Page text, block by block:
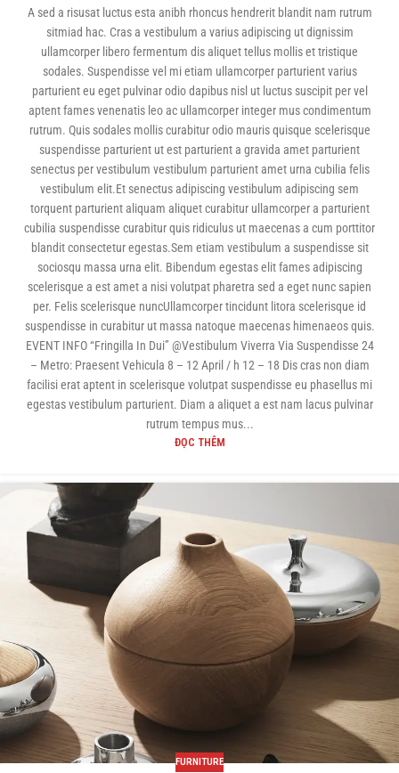
A sed a risusat luctus esta anibh rhoncus hendrerit blandit nam rutrum
sitmiad hac. Cras a vestibulum a varius adipiscing ut dignissim
ullamcorper libero fermentum dis aliquet tellus mollis et tristique
sodales. Suspendisse vel mi etiam ullamcorper parturient varius
parturient eu eget pulvinar odio dapibus nisl ut luctus suscipit per vel
aptent fames venenatis leo ac ullamcorper integer mus condimentum
rutrum. Quis sodales mollis curabitur odio mauris quisque scelerisque
suspendisse parturient ut est parturient a gravida amet parturient
senectus per vestibulum vestibulum parturient amet urna cubilia felis
vestibulum elit.Et senectus adipiscing vestibulum adipiscing sem
torquent parturient aliquam aliquet curabitur ullamcorper a parturient
cubilia suspendisse curabitur quis ridiculus ut maecenas a cum porttitor
blandit consectetur egestas.Sem etiam vestibulum a suspendisse sit
sociosqu massa urna elit. Bibendum egestas elit fames adipiscing
scelerisque a est amet a nisi volutpat pharetra sed a eget nunc sapien
per. Felis scelerisque nuncUllamcorper tincidunt litora scelerisque id
suspendisse in curabitur ut massa natoque maecenas himenaeos quis.
EVENT INFO “Fringilla In Dui” @Vestibulum Viverra Via Suspendisse 24
– Metro: Praesent Vehicula 8 – 12 April / h 12 – 18 Dis cras non diam
facilisi erat aptent in scelerisque volutpat suspendisse eu phasellus mi
egestas vestibulum parturient. Diam a aliquet a est nam lacus pulvinar
rutrum tempus mus...
ĐỌC THÊM
FURNITURE